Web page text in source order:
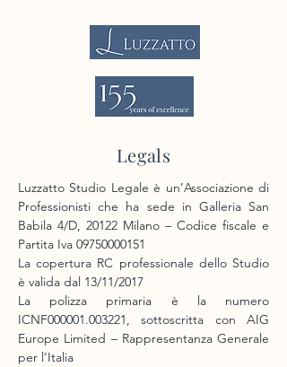
Legals
Luzzatto Studio Legale è un’Associazione di
Professionisti che ha sede in Galleria San
Babila 4/D, 20122 Milano – Codice fiscale e
Partita Iva 09750000151
La copertura RC professionale dello Studio
è valida dal 13/11/2017
La polizza primaria è la numero
ICNF000001.003221, sottoscritta con AIG
Europe Limited – Rappresentanza Generale
per l’Italia